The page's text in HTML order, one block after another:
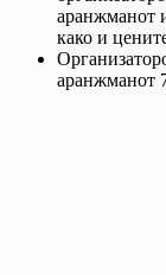
аранжманот
како и
аранжманот